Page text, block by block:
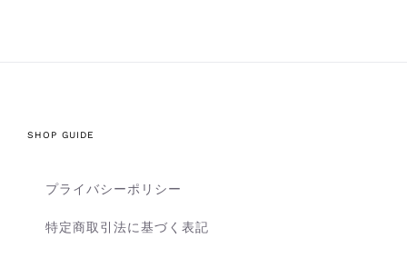
SHOP GUIDE
プライバシーポリシー
特定商取引法に基づく表記